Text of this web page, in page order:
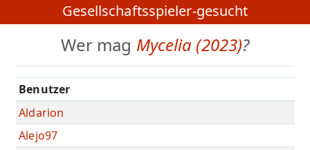
Gesellschaftsspieler-gesucht
Wer mag Mycelia (2023)?
Benutzer
Aldarion
Alejo97